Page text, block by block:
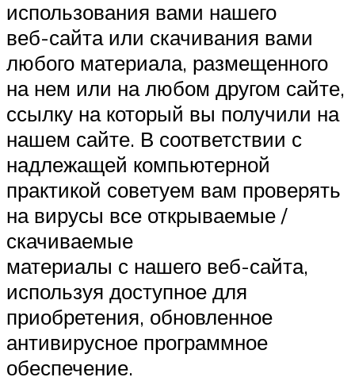
использования вами нашего
веб-сайта или скачивания вами
любого материала, размещенного
на нем или на любом другом сайте,
ссылку на который вы получили на
нашем сайте. В соответствии с
надлежащей компьютерной
практикой советуем вам проверять
на вирусы все открываемые /
скачиваемые
материалы с нашего веб-сайта,
используя доступное для
приобретения, обновленное
антивирусное программное
обеспечение.